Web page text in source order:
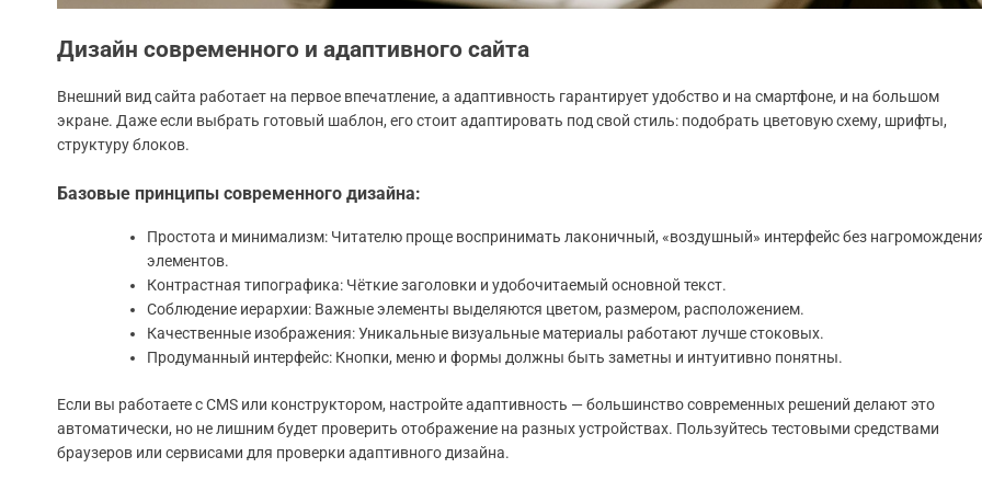
Дизайн современного и адаптивного сайта
Внешний вид сайта работает на первое впечатление, а адаптивность гарантирует удобство и на смартфоне, и на большом
экране. Даже если выбрать готовый шаблон, его стоит адаптировать под свой стиль: подобрать цветовую схему, шрифты,
структуру блоков.
Базовые принципы современного дизайна:
Простота и минимализм: Читателю проще воспринимать лаконичный, «воздушный» интерфейс без
элементов.
Контрастная типографика: Чёткие заголовки и удобочитаемый основной текст.
Соблюдение иерархии: Важные элементы выделяются цветом, размером, расположением.
Качественные изображения: Уникальные визуальные материалы работают лучше стоковых.
Продуманный интерфейс: Кнопки, меню и формы должны быть заметны и интуитивно понятны.
Если вы работаете с CMS или конструктором, настройте адаптивность — большинство современных решений делают это
автоматически, но не лишним будет проверить отображение на разных устройствах. Пользуйтесь тестовыми средствами
браузеров или сервисами для проверки адаптивного дизайна.